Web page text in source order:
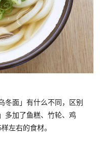
冬面」有什么不同，区别
多加了鱼糕、竹轮、鸡
左右的食材。